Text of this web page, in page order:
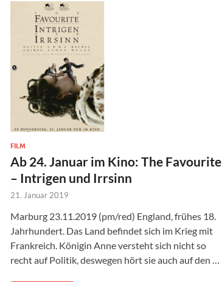
FILM
Ab 24. Januar im Kino: The Favourite
– Intrigen und Irrsinn
21. Januar 2019
Marburg 23.11.2019 (pm/red) England, frühes 18.
Jahrhundert. Das Land befindet sich im Krieg mit
Frankreich. Königin Anne versteht sich nicht so
recht auf Politik, deswegen hört sie auch auf den …